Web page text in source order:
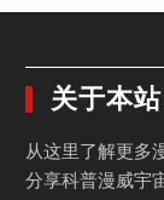
关于本站
从这里了解更多
分享科普漫威宇